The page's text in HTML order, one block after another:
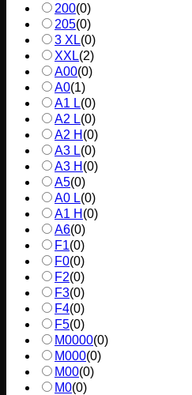
200(0)
205(0)
3 XL(0)
XXL(2)
A00(0)
A0(1)
A1 L(0)
A2 L(0)
A2 H (0)
A3 L(0)
A3 H (0)
A5(0)
A0 L(0)
A1 H (0)
A6(0)
F1(0)
F0(0)
F2(0)
F3(0)
F4(0)
F5(0)
M0000(0)
M000(0)
M00(0)
M0(0)